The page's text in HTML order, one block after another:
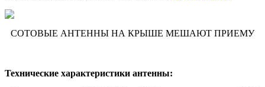
СОТОВЫЕ АНТЕННЫ НА КРЫШЕ МЕШАЮТ ПРИЕМУ
Технические характеристики антенны: